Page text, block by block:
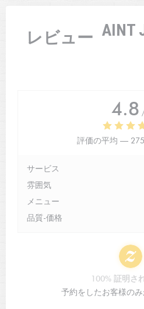
L'AUBERGE SAINT
レビュー
4.8
評価の平均 —
サービス
雰囲気
メニュー
品質-価格
100% 証明さ
予約をしたお客様の